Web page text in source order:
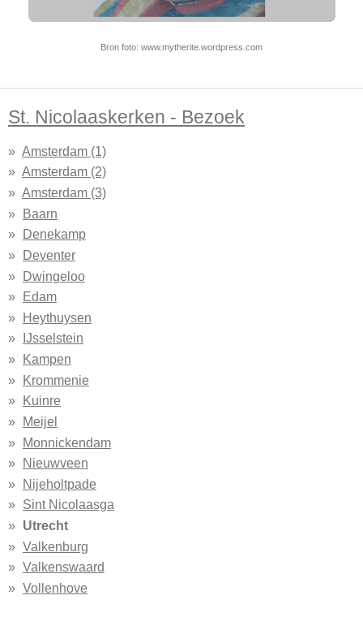
Bron foto: www.mytherite.wordpress.com
St. Nicolaaskerken - Bezoek
Amsterdam (1)
Amsterdam (2)
Amsterdam (3)
Baarn
Denekamp
Deventer
Dwingeloo
Edam
Heythuysen
IJsselstein
Kampen
Krommenie
Kuinre
Meijel
Monnickendam
Nieuwveen
Nijeholtpade
Sint Nicolaasga
Utrecht
Valkenburg
Valkenswaard
Vollenhove